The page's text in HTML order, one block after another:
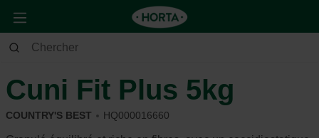
Animaux Lapin et rongeur
Cuni Fit Plus 5kg
COUNTRY'S BEST HQ000016660